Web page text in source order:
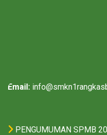
Email:
PENGUMUMAN SPMB